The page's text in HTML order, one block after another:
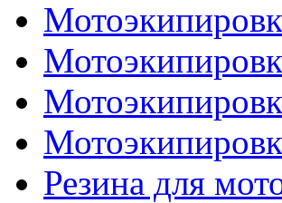
Резина для